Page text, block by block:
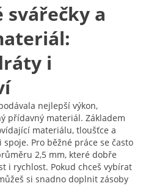
svářečky a
i
nejlepší výkon,
přídavný materiál. Základem
materiálu, tloušťce a
Pro běžné práce se často
2,5 mm, které dobře
i rychlost. Pokud chceš vybírat
si snadno doplnit zásoby